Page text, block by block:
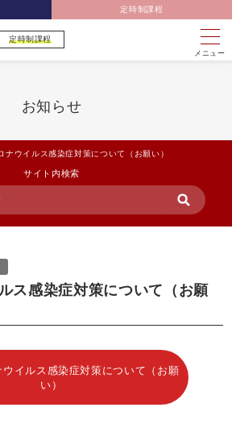
定時制課程
定時制課程
メニュー
お知らせ
ナウイルス感染症対策について（お願い）
サイト内検索
ス感染症対策について（お願
ウイルス感染症対策について（お願
い）